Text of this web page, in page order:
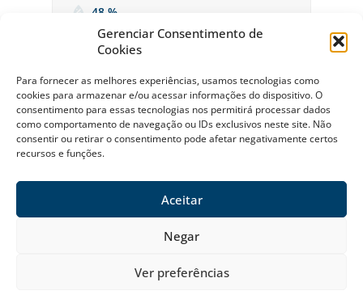
Gerenciar Consentimento de
Cookies
Para fornecer as melhores experiências, usamos tecnologias como
cookies para armazenar e/ou acessar informações do dispositivo. O
consentimento para essas tecnologias nos permitirá processar dados
como comportamento de navegação ou IDs exclusivos neste site. Não
consentir ou retirar o consentimento pode afetar negativamente certos
recursos e funções.
Aceitar
Negar
Ver preferências
48 %
© Riviera de São Lourenço Todos os Direitos Reservados 2026